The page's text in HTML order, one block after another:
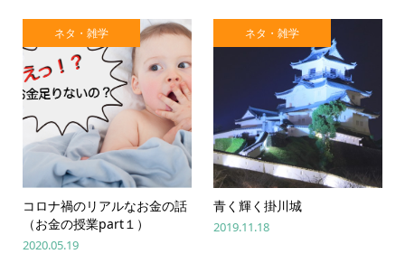
ネタ・雑学
コロナ禍のリアルなお金の話
（お金の授業part１）
2020.05.19
ネタ・雑学
青く輝く掛川城
2019.11.18